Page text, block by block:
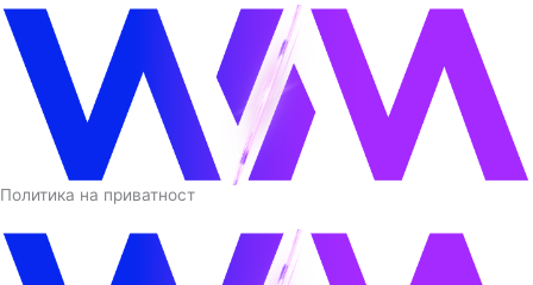
Политика на приватност